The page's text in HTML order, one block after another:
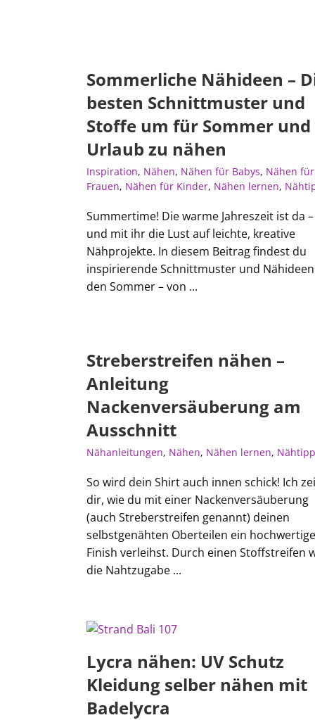
Sommerliche Nähideen –
besten Schnittmuster und
Stoffe um für Sommer und
Urlaub zu nähen
Inspiration, Nähen, Nähen für Babys, Nähen für
Frauen, Nähen für Kinder, Nähen lernen,
Summertime! Die warme Jahreszeit ist da –
und mit ihr die Lust auf leichte, kreative
Nähprojekte. In diesem Beitrag findest du
inspirierende Schnittmuster und
den Sommer – von ...
Streberstreifen nähen –
Anleitung
Nackenversäuberung am
Ausschnitt
Nähanleitungen, Nähen, Nähen lernen,
So wird dein Shirt auch innen schick! Ich
dir, wie du mit einer Nackenversäuberung
(auch Streberstreifen genannt) deinen
selbstgenähten Oberteilen ein
Finish verleihst. Durch einen Stoffstreifen
die Nahtzugabe ...
Lycra nähen: UV Schutz
Kleidung selber nähen mit
Badelycra